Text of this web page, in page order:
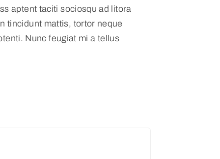
aptent taciti sociosqu ad litora
tincidunt mattis, tortor neque
Nunc feugiat mi a tellus